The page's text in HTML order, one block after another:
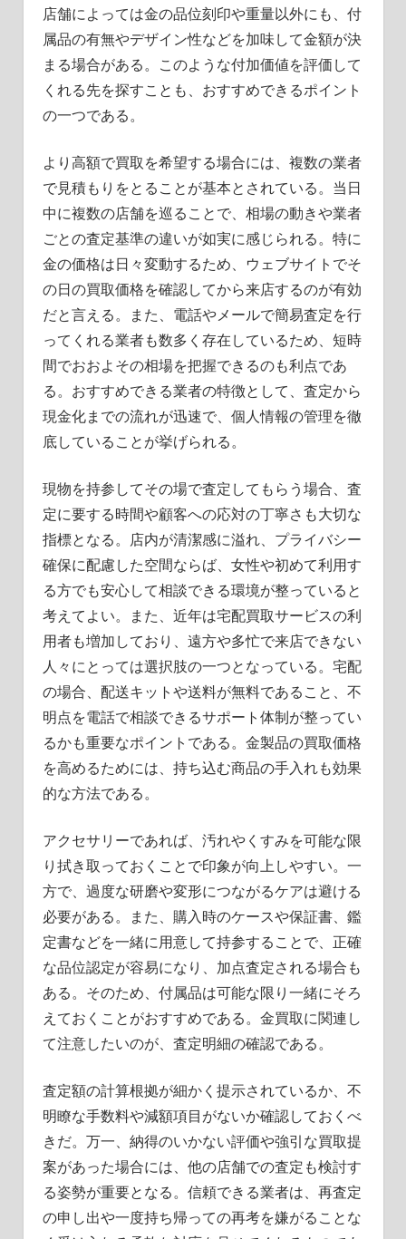
店舗によっては金の品位刻印や重量以外にも、付
属品の有無やデザイン性などを加味して金額が決
まる場合がある。このような付加価値を評価して
くれる先を探すことも、おすすめできるポイント
の一つである。
より高額で買取を希望する場合には、複数の業者
で見積もりをとることが基本とされている。当日
中に複数の店舗を巡ることで、相場の動きや業者
ごとの査定基準の違いが如実に感じられる。特に
金の価格は日々変動するため、ウェブサイトでそ
の日の買取価格を確認してから来店するのが有効
だと言える。また、電話やメールで簡易査定を行
ってくれる業者も数多く存在しているため、短時
間でおおよその相場を把握できるのも利点であ
る。おすすめできる業者の特徴として、査定から
現金化までの流れが迅速で、個人情報の管理を徹
底していることが挙げられる。
現物を持参してその場で査定してもらう場合、査
定に要する時間や顧客への応対の丁寧さも大切な
指標となる。店内が清潔感に溢れ、プライバシー
確保に配慮した空間ならば、女性や初めて利用す
る方でも安心して相談できる環境が整っていると
考えてよい。また、近年は宅配買取サービスの利
用者も増加しており、遠方や多忙で来店できない
人々にとっては選択肢の一つとなっている。宅配
の場合、配送キットや送料が無料であること、不
明点を電話で相談できるサポート体制が整ってい
るかも重要なポイントである。金製品の買取価格
を高めるためには、持ち込む商品の手入れも効果
的な方法である。
アクセサリーであれば、汚れやくすみを可能な限
り拭き取っておくことで印象が向上しやすい。一
方で、過度な研磨や変形につながるケアは避ける
必要がある。また、購入時のケースや保証書、鑑
定書などを一緒に用意して持参することで、正確
な品位認定が容易になり、加点査定される場合も
ある。そのため、付属品は可能な限り一緒にそろ
えておくことがおすすめである。金買取に関連し
て注意したいのが、査定明細の確認である。
査定額の計算根拠が細かく提示されているか、不
明瞭な手数料や減額項目がないか確認しておくべ
きだ。万一、納得のいかない評価や強引な買取提
案があった場合には、他の店舗での査定も検討す
る姿勢が重要となる。信頼できる業者は、再査定
の申し出や一度持ち帰っての再考を嫌がることな